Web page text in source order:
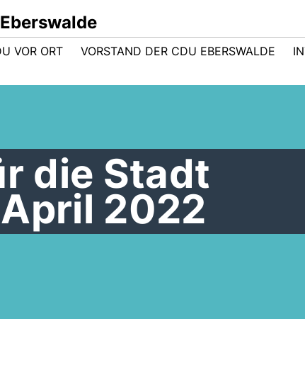
VOR ORT VORSTAND DER CDU EBERSWALDE
die Stadt
2022